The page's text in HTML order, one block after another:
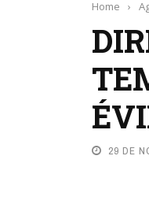
Home ›
29 DE